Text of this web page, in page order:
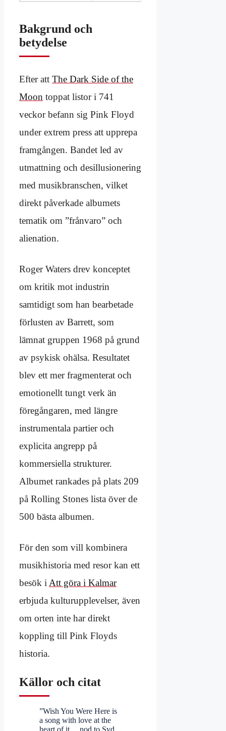
Bakgrund och
betydelse
Efter att The Dark Side of the
Moon toppat listor i 741
veckor befann sig Pink Floyd
under extrem press att upprepa
framgången. Bandet led av
utmattning och desillusionering
med musikbranschen, vilket
direkt påverkade albumets
tematik om ”frånvaro” och
alienation.
Roger Waters drev konceptet
om kritik mot industrin
samtidigt som han bearbetade
förlusten av Barrett, som
lämnat gruppen 1968 på grund
av psykisk ohälsa. Resultatet
blev ett mer fragmenterat och
emotionellt tungt verk än
föregångaren, med längre
instrumentala partier och
explicita angrepp på
kommersiella strukturer.
Albumet rankades på plats 209
på Rolling Stones lista över de
500 bästa albumen.
För den som vill kombinera
musikhistoria med resor kan ett
besök i Att göra i Kalmar
erbjuda kulturupplevelser, även
om orten inte har direkt
koppling till Pink Floyds
historia.
Källor och citat
”Wish You Were Here is
a song with love at the
heart of it… nod to Syd